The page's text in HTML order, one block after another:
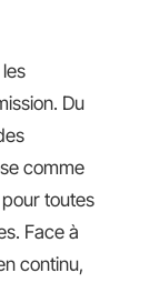
Du
comme
toutes
Face à
continu,